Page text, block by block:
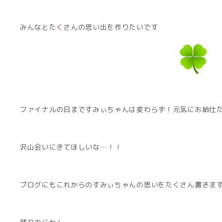
みんなとたくさんの思い出を作りたいです
ファイナルの日まですみぃちゃんは変わらず！元気にお給仕
沢山会いにきてほしいな…！！
ブログにもこれからのすみぃちゃんの思いをたくさん書きま